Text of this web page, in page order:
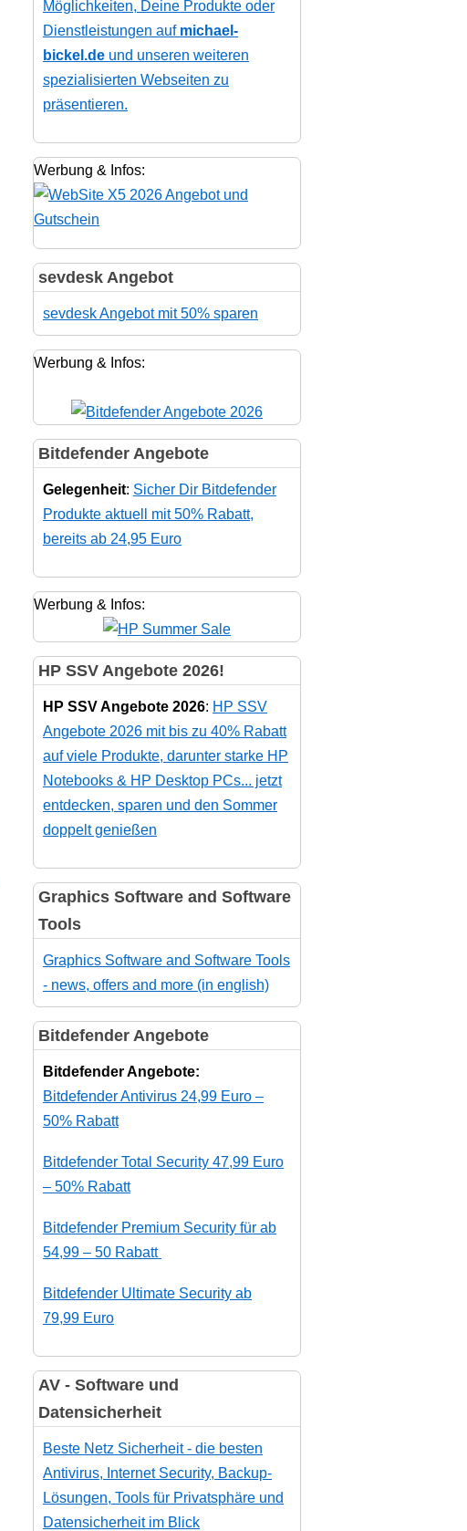
Möglichkeiten, Deine Produkte oder
Dienstleistungen auf michael-
bickel.de und unseren weiteren
spezialisierten Webseiten zu
präsentieren.
Werbung & Infos:
sevdesk Angebot
sevdesk Angebot mit 50% sparen
Werbung & Infos:
Bitdefender Angebote
Gelegenheit: Sicher Dir Bitdefender
Produkte aktuell mit 50% Rabatt,
bereits ab 24,95 Euro
Werbung & Infos:
HP SSV Angebote 2026!
HP SSV Angebote 2026: HP SSV
Angebote 2026 mit bis zu 40% Rabatt
auf viele Produkte, darunter starke HP
Notebooks & HP Desktop PCs... jetzt
entdecken, sparen und den Sommer
doppelt genießen
Graphics Software and Software
Tools
Graphics Software and Software Tools
- news, offers and more (in english)
Bitdefender Angebote
Bitdefender Angebote:
Bitdefender Antivirus 24,99 Euro –
50% Rabatt
Bitdefender Total Security 47,99 Euro
– 50% Rabatt
Bitdefender Premium Security für ab
54,99 – 50 Rabatt
Bitdefender Ultimate Security ab
79,99 Euro
AV - Software und
Datensicherheit
Beste Netz Sicherheit - die besten
Antivirus, Internet Security, Backup-
Lösungen, Tools für Privatsphäre und
Datensicherheit im Blick